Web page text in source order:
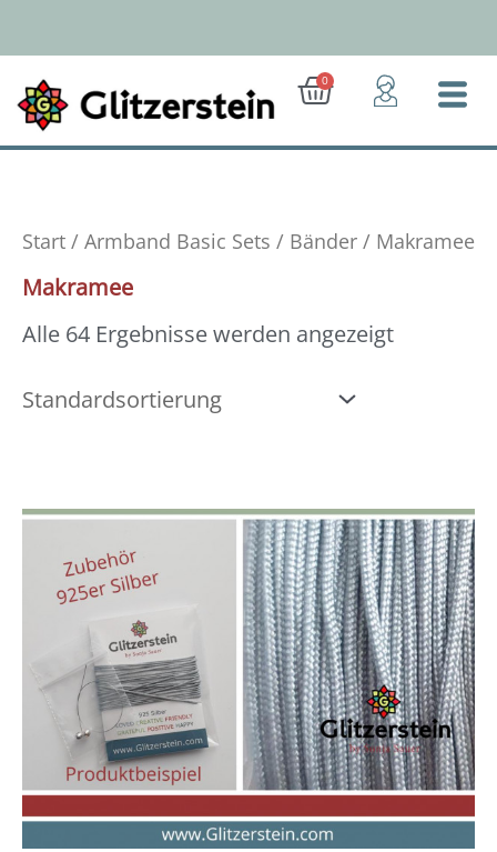
springen
0
Warenkorb
Start / Armband Basic Sets / Bänder / Makramee
Makramee
Alle 64 Ergebnisse werden angezeigt